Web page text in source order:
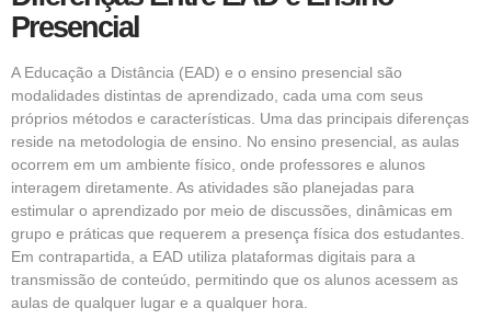
Presencial
A Educação a Distância (EAD) e o ensino presencial são
modalidades distintas de aprendizado, cada uma com seus
próprios métodos e características. Uma das principais diferenças
reside na metodologia de ensino. No ensino presencial, as aulas
ocorrem em um ambiente físico, onde professores e alunos
interagem diretamente. As atividades são planejadas para
estimular o aprendizado por meio de discussões, dinâmicas em
grupo e práticas que requerem a presença física dos estudantes.
Em contrapartida, a EAD utiliza plataformas digitais para a
transmissão de conteúdo, permitindo que os alunos acessem as
aulas de qualquer lugar e a qualquer hora.